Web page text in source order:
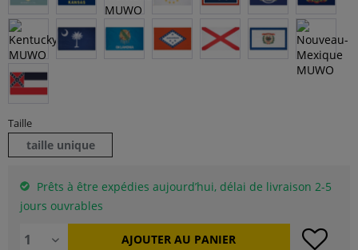
Taille
taille unique
Prêts à être expédies aujourd’hui, délai de livraison 2-5
jours ouvrables
AJOUTER AU PANIER